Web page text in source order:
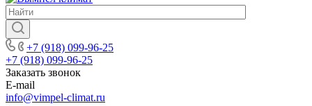
+7 (918) 099-96-25
+7 (918) 099-96-25
Заказать звонок
E-mail
info@vimpel-climat.ru